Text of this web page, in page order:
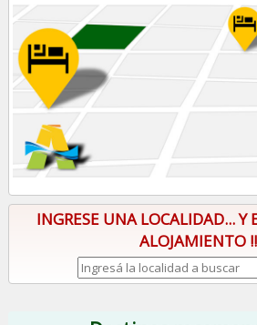
INGRESE UNA LOCALIDAD... Y
ALOJAMIENTO !!